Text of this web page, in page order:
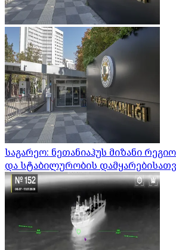
საგარეო: ნეთანიაჰუს მიზანი
და სტაბილურობის